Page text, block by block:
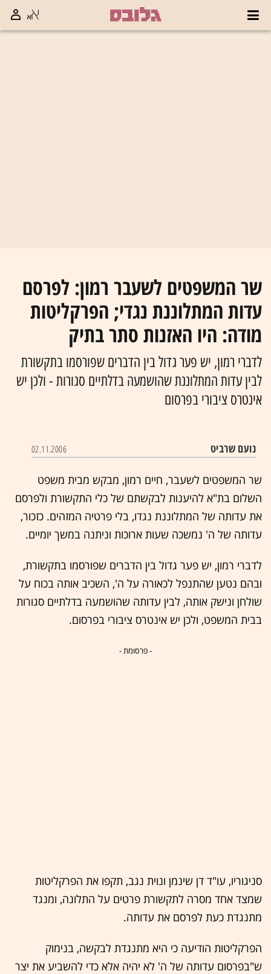
שר המשפטים לשעבר רמון: לפרסם
עדות המתלוננת נגדי; הפרקליטות
מודה: היו האזנות סתר בתיק
לדברי רמון, יש פער גדול בין הדברים שפורסמו בתקשורת
לבין עדות המתלוננת שהושמעה בדלתיים סגורות - ולכן יש
אינטרס ציבורי בפרסום
נועם שרביט 02.11.2006
שר המשפטים לשעבר, חיים רמון, מבקש מבית משפט
השלום בת"א להיענות לבקשתם של כלי התקשורת ולפרסם
את עדותה של המתלוננת נגדו, בלי פרטיה המזהים. כזכור,
עדותה של ה' נמשכה שעות ארוכות וניתנה במשך יומיים.
לדברי רמון, יש פער גדול בין הדברים שפורסמו בתקשורת,
ובהם נטען שהתנפל לכאורה על ה', השכיב אותה בכוח על
שולחן ונישק אותה, לבין עדותה שהושמעה בדלתיים סגורות
בבית המשפט, ולכן יש אינטרס ציבורי בפרסום.
- פרסומת -
סניגוריו, עו"ד דן שינמן ונוית נגב, תקפו את הפרקליטות
שמצד אחד מסרה לתקשורת פרטים על התלונה, ומנגד
מתנגדת כעת לפרסם את עדותה.
הפרקליטות הודיעה כי היא מתנגדת לבקשה, בנימוק
ש"בפרסום עדותה של ה' לא יהיה אלא כדי להשביע את יצר